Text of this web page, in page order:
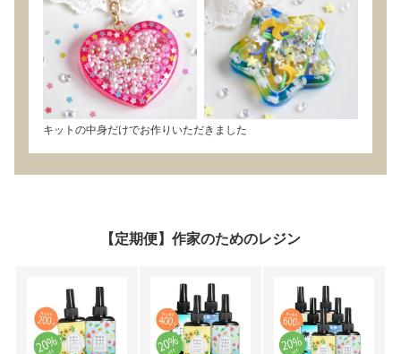
キットの中身だけでお作りいただきました
【定期便】作家のためのレジン